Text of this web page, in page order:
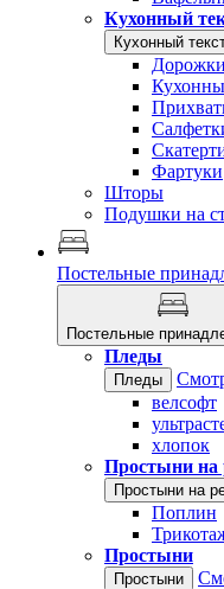
Кухонный
Кухонный
Дорожки
Фартуки
Шторы
Подушки на
Постельные
Постельные
Пледы
Пледы
велсофт
хлопок
Простыни на
Простыни на
Поплин
Простыни
Простыни